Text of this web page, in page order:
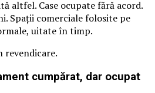
altfel. Case ocupate fără acord.
Spații comerciale folosite pe
uitate în timp.
revendicare.
cumpărat, dar ocupat